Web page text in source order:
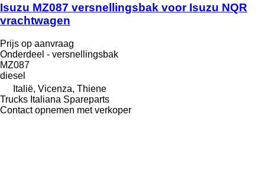
Isuzu MZ087 versnellingsbak voor Isuzu NQR
vrachtwagen
Prijs op aanvraag
Onderdeel - versnellingsbak
MZ087
diesel
Italië, Vicenza, Thiene
Trucks Italiana Spareparts
Contact opnemen met verkoper